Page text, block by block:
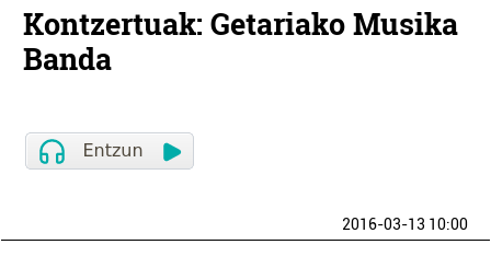
Kontzertuak: Getariako Musika
Banda
2016-03-13 10:00